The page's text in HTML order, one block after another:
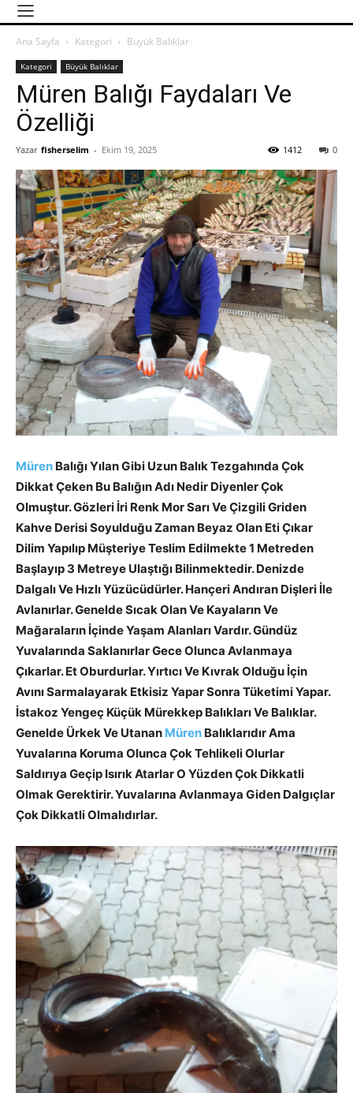
Ana Sayfa Kategori Büyük Balıklar
Kategori Büyük Balıklar
Müren Balığı Faydaları Ve
Özelliği
Yazar fisherselim - Ekim 19, 2025 0
1412
Müren Balığı Yılan Gibi Uzun Balık Tezgahında Çok
Dikkat Çeken Bu Balığın Adı Nedir Diyenler Çok
Olmuştur. Gözleri İri Renk Mor Sarı Ve Çizgili Griden
Kahve Derisi Soyulduğu Zaman Beyaz Olan Eti Çıkar
Dilim Yapılıp Müşteriye Teslim Edilmekte 1 Metreden
Başlayıp 3 Metreye Ulaştığı Bilinmektedir. Denizde
Dalgalı Ve Hızlı Yüzücüdürler. Hançeri Andıran Dişleri İle
Avlanırlar. Genelde Sıcak Olan Ve Kayaların Ve
Mağaraların İçinde Yaşam Alanları Vardır. Gündüz
Yuvalarında Saklanırlar Gece Olunca Avlanmaya
Çıkarlar. Et Oburdurlar. Yırtıcı Ve Kıvrak Olduğu İçin
Avını Sarmalayarak Etkisiz Yapar Sonra Tüketimi Yapar.
İstakoz Yengeç Küçük Mürekkep Balıkları Ve Balıklar.
Genelde Ürkek Ve Utanan Müren Balıklarıdır Ama
Yuvalarına Koruma Olunca Çok Tehlikeli Olurlar
Saldırıya Geçip Isırık Atarlar O Yüzden Çok Dikkatli
Olmak Gerektirir. Yuvalarına Avlanmaya Giden Dalgıçlar
Çok Dikkatli Olmalıdırlar.